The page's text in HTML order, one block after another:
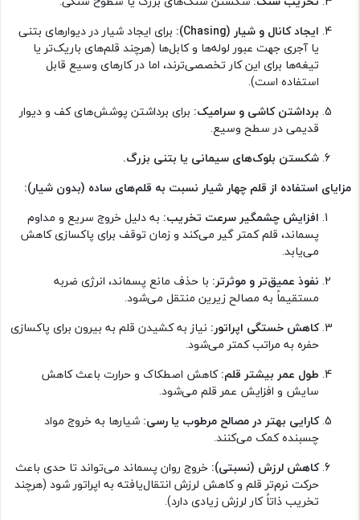
ایجاد کانال و شیار (Chasing):
برای ایجاد شیار در دیوارهای بتنی
یا آجری جهت عبور لوله‌ها و کابل‌ها (هرچند قلم‌های باریک‌تر یا
تیغه‌ها برای این کار تخصصی‌ترند، اما در کارهای وسیع قابل
استفاده است).
برداشتن کاشی و سرامیک: برای برداشتن پوشش‌های کف و دیوار
قدیمی در سطح وسیع.
شکستن بلوک‌های سیمانی یا بتنی بزرگ.
مزایای استفاده از قلم چهار شیار نسبت به قلم‌های ساده (بدون شیار):
افزایش چشمگیر سرعت تخریب: به دلیل خروج سریع و مداوم
پسماند، قلم کمتر گیر می‌کند و زمان توقف برای پاکسازی کاهش
می‌یابد.
نفوذ عمیق‌تر و موثرتر: با حذف مانع پسماند، انرژی ضربه
مستقیماً به مصالح زیرین منتقل می‌شود.
کاهش خستگی اپراتور: نیاز به کشیدن قلم به بیرون برای پاکسازی
حفره به مراتب کمتر می‌شود.
طول عمر بیشتر قلم:کاهش اصطکاک و حرارت باعث کاهش
سایش و افزایش عمر قلم می‌شود.
کارایی بهتر در مصالح مرطوب یا رسی: شیارها به خروج مواد
چسبنده کمک می‌کنند.
کاهش لرزش (نسبتی): خروج روان پسماند می‌تواند تا حدی باعث
حرکت نرم‌تر قلم و کاهش لرزش انتقال‌یافته به اپراتور شود (هرچند
تخریب ذاتاً کار لرزش‌ زیادی دارد).